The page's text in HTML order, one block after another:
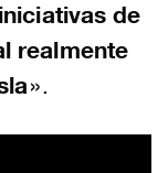
de
realmente
».